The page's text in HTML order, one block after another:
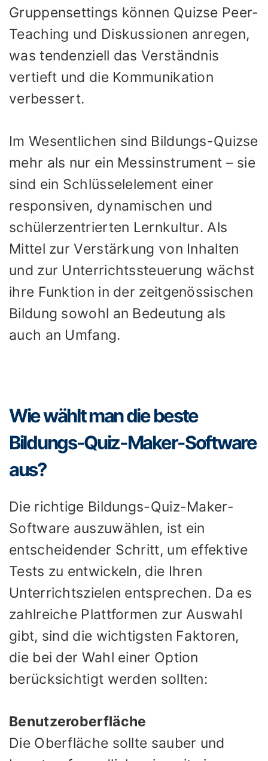
Gruppensettings können Quizse Peer-
Teaching und Diskussionen anregen,
was tendenziell das Verständnis
vertieft und die Kommunikation
verbessert.
Im Wesentlichen sind Bildungs-Quizse
mehr als nur ein Messinstrument – sie
sind ein Schlüsselelement einer
responsiven, dynamischen und
schülerzentrierten Lernkultur. Als
Mittel zur Verstärkung von Inhalten
und zur Unterrichtssteuerung wächst
ihre Funktion in der zeitgenössischen
Bildung sowohl an Bedeutung als
auch an Umfang.
Wie wählt man die beste
Bildungs-Quiz-Maker-Software
aus?
Die richtige Bildungs-Quiz-Maker-
Software auszuwählen, ist ein
entscheidender Schritt, um effektive
Tests zu entwickeln, die Ihren
Unterrichtszielen entsprechen. Da es
zahlreiche Plattformen zur Auswahl
gibt, sind die wichtigsten Faktoren,
die bei der Wahl einer Option
berücksichtigt werden sollten:
Benutzeroberfläche
Die Oberfläche sollte sauber und